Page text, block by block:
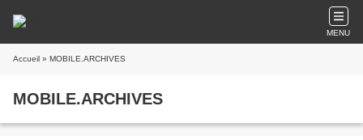
MENU
Accueil » MOBILE.ARCHIVES
MOBILE.ARCHIVES